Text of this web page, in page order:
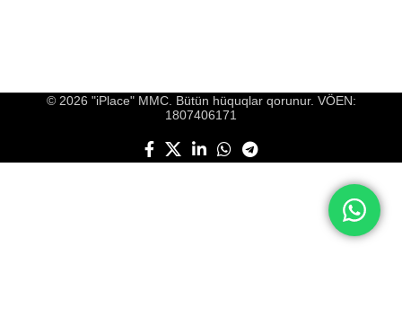
© 2026 "iPlace" MMC. Bütün hüquqlar qorunur. VÖEN:
1807406171